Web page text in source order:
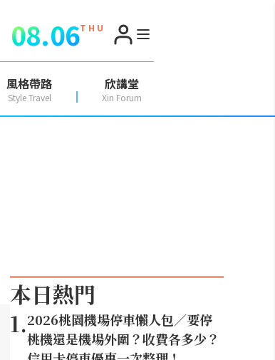
08.06T H U
風格帶路
Style Travel
欣講堂
Xin Forum
本日熱門
1.2026桃園機場停車懶人包／要停
桃機還是機場外圍？收費各多少？